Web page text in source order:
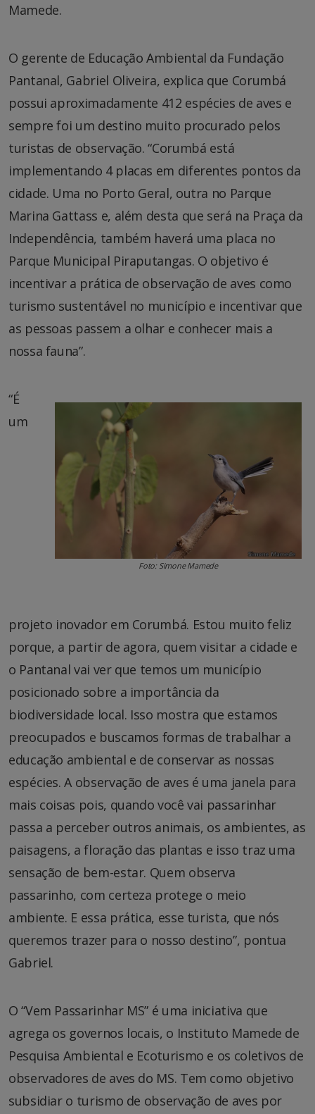
Mamede.
O gerente de Educação Ambiental da Fundação
Pantanal, Gabriel Oliveira, explica que Corumbá
possui aproximadamente 412 espécies de aves e
sempre foi um destino muito procurado pelos
turistas de observação. “Corumbá está
implementando 4 placas em diferentes pontos da
cidade. Uma no Porto Geral, outra no Parque
Marina Gattass e, além desta que será na Praça da
Independência, também haverá uma placa no
Parque Municipal Piraputangas. O objetivo é
incentivar a prática de observação de aves como
turismo sustentável no município e incentivar que
as pessoas passem a olhar e conhecer mais a
nossa fauna”.
Foto: Simone Mamede
“É
um
projeto inovador em Corumbá. Estou muito feliz
porque, a partir de agora, quem visitar a cidade e
o Pantanal vai ver que temos um município
posicionado sobre a importância da
biodiversidade local. Isso mostra que estamos
preocupados e buscamos formas de trabalhar a
educação ambiental e de conservar as nossas
espécies. A observação de aves é uma janela para
mais coisas pois, quando você vai passarinhar
passa a perceber outros animais, os ambientes, as
paisagens, a floração das plantas e isso traz uma
sensação de bem-estar. Quem observa
passarinho, com certeza protege o meio
ambiente. E essa prática, esse turista, que nós
queremos trazer para o nosso destino”, pontua
Gabriel.
O “Vem Passarinhar MS” é uma iniciativa que
agrega os governos locais, o Instituto Mamede de
Pesquisa Ambiental e Ecoturismo e os coletivos de
observadores de aves do MS. Tem como objetivo
subsidiar o turismo de observação de aves por